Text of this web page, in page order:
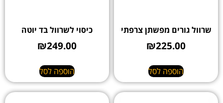
שרוול גורים מפשתן צרפתי
₪225.00
הוספה לסל
כיסוי לשרוול בד יוטה
₪249.00
הוספה לסל